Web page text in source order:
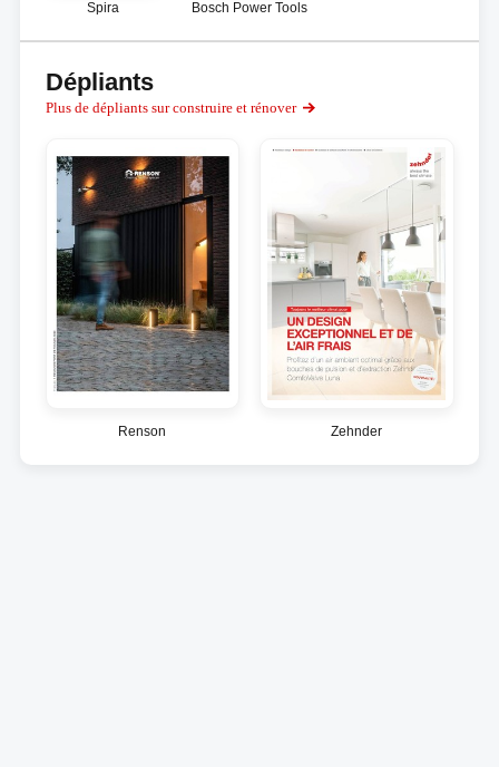
Spira Bosch Power Tools
Dépliants
Plus de dépliants sur construire et rénover
Renson Zehnder